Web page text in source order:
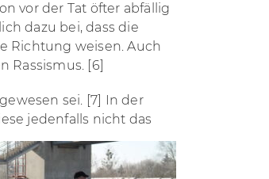
vor der Tat öfter abfällig
dazu bei, dass die
Richtung weisen. Auch
Rassismus. [6]
sei. [7] In der
jedenfalls nicht das